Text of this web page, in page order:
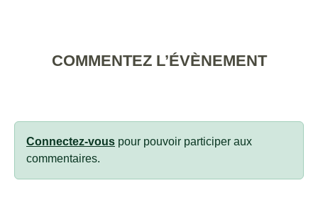
COMMENTEZ L’ÉVÈNEMENT
Connectez-vous pour pouvoir participer aux
commentaires.